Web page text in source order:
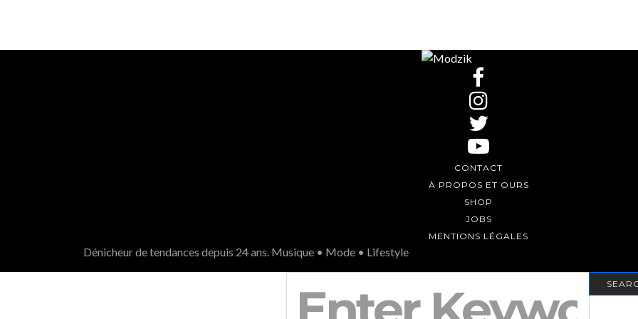
CONTACT
À PROPOS ET OURS
SHOP
JOBS
MENTIONS LÉGALES
Dénicheur de tendances depuis 24 ans. Musique • Mode • Lifestyle
FOR: